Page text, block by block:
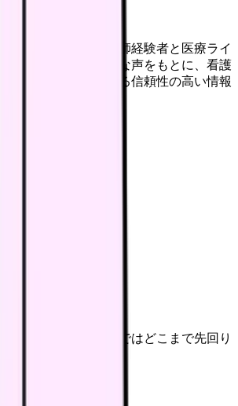
ん」編集部は、看護師経験者と医療ライ
ます。現場のリアルな声をもとに、看護
転職・働き方に関する信頼性の高い情報
監修体制を見る
る
安を、自院の求人票ではどこまで先回り
か？